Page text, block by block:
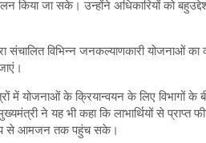
किया जा सके। उन्होंने अधिकारियों को
संचालित विभिन्न जनकल्याणकारी योजनाओं का
में योजनाओं के क्रियान्वयन के लिए विभागों के
ने यह भी कहा कि लाभार्थियों से
रूप से आमजन तक पहुंच सके।